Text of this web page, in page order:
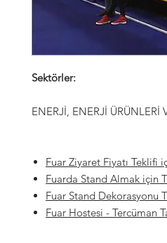
Sektörler:
ENERJİ, ENERJİ ÜRÜNLERİ
Fuar Ziyaret Fiyatı Teklifi
Fuarda Stand Almak için
Fuar Stand Dekorasyonu
Fuar Hostesi - Tercüman